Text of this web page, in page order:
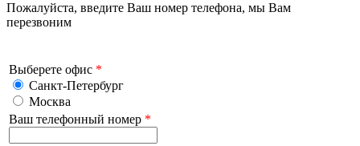
Пожалуйста, введите Ваш номер телефона, мы Вам
перезвоним
Выберете офис *
Санкт-Петербург
Москва
Ваш телефонный номер *